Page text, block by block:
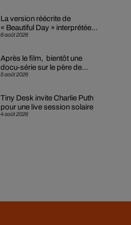
6 août 2026
La version réécrite de
« Beautiful Day » interprétée
lors des...
5 août 2026
Après le film, bientôt une
docu-série sur le père de
Michael Jackson
4 août 2026
Tiny Desk invite Charlie Puth
pour une live session solaire